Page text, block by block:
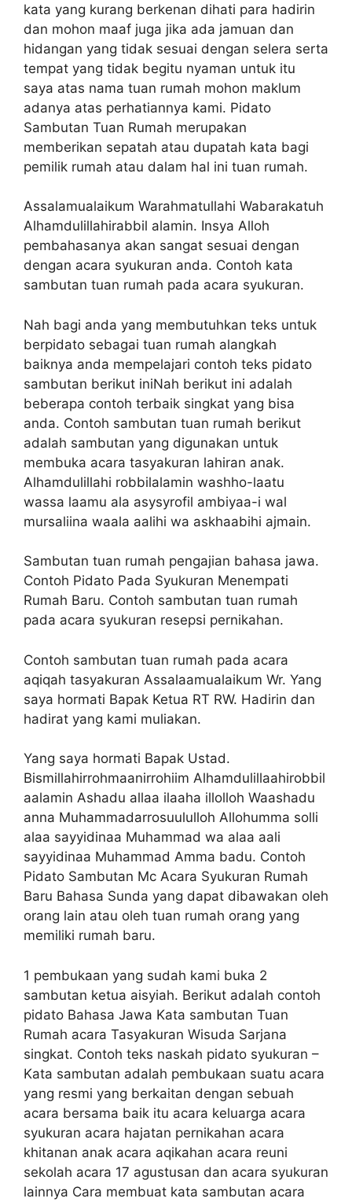
kata yang kurang berkenan dihati para hadirin
dan mohon maaf juga jika ada jamuan dan
hidangan yang tidak sesuai dengan selera serta
tempat yang tidak begitu nyaman untuk itu
saya atas nama tuan rumah mohon maklum
adanya atas perhatiannya kami. Pidato
Sambutan Tuan Rumah merupakan
memberikan sepatah atau dupatah kata bagi
pemilik rumah atau dalam hal ini tuan rumah.
Assalamualaikum Warahmatullahi Wabarakatuh
Alhamdulillahirabbil alamin. Insya Alloh
pembahasanya akan sangat sesuai dengan
dengan acara syukuran anda. Contoh kata
sambutan tuan rumah pada acara syukuran.
Nah bagi anda yang membutuhkan teks untuk
berpidato sebagai tuan rumah alangkah
baiknya anda mempelajari contoh teks pidato
sambutan berikut iniNah berikut ini adalah
beberapa contoh terbaik singkat yang bisa
anda. Contoh sambutan tuan rumah berikut
adalah sambutan yang digunakan untuk
membuka acara tasyakuran lahiran anak.
Alhamdulillahi robbilalamin washho-laatu
wassa laamu ala asysyrofil ambiyaa-i wal
mursaliina waala aalihi wa askhaabihi ajmain.
Sambutan tuan rumah pengajian bahasa jawa.
Contoh Pidato Pada Syukuran Menempati
Rumah Baru. Contoh sambutan tuan rumah
pada acara syukuran resepsi pernikahan.
Contoh sambutan tuan rumah pada acara
aqiqah tasyakuran Assalaamualaikum Wr. Yang
saya hormati Bapak Ketua RT RW. Hadirin dan
hadirat yang kami muliakan.
Yang saya hormati Bapak Ustad.
Bismillahirrohmaanirrohiim Alhamdulillaahirobbil
aalamin Ashadu allaa ilaaha illolloh Waashadu
anna Muhammadarrosuululloh Allohumma solli
alaa sayyidinaa Muhammad wa alaa aali
sayyidinaa Muhammad Amma badu. Contoh
Pidato Sambutan Mc Acara Syukuran Rumah
Baru Bahasa Sunda yang dapat dibawakan oleh
orang lain atau oleh tuan rumah orang yang
memiliki rumah baru.
1 pembukaan yang sudah kami buka 2
sambutan ketua aisyiah. Berikut adalah contoh
pidato Bahasa Jawa Kata sambutan Tuan
Rumah acara Tasyakuran Wisuda Sarjana
singkat. Contoh teks naskah pidato syukuran –
Kata sambutan adalah pembukaan suatu acara
yang resmi yang berkaitan dengan sebuah
acara bersama baik itu acara keluarga acara
syukuran acara hajatan pernikahan acara
khitanan anak acara aqikahan acara reuni
sekolah acara 17 agustusan dan acara syukuran
lainnya Cara membuat kata sambutan acara